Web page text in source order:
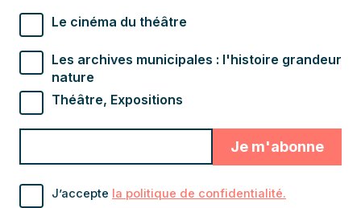
Types de newsletter souhaités
Le cinéma du théâtre
Les archives municipales : l'histoire grandeur
nature
Théâtre, Expositions
J’accepte la politique de confidentialité.